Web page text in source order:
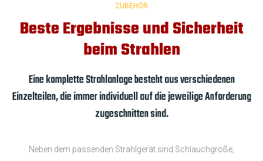
ZUBEHÖR
Beste Ergebnisse und Sicherheit
beim Strahlen
Eine komplette Strahlanlage besteht aus verschiedenen
Einzelteilen, die immer individuell auf die jeweilige Anforderung
zugeschnitten sind.
Neben dem passenden Strahlgerät sind Schlauchgröße,